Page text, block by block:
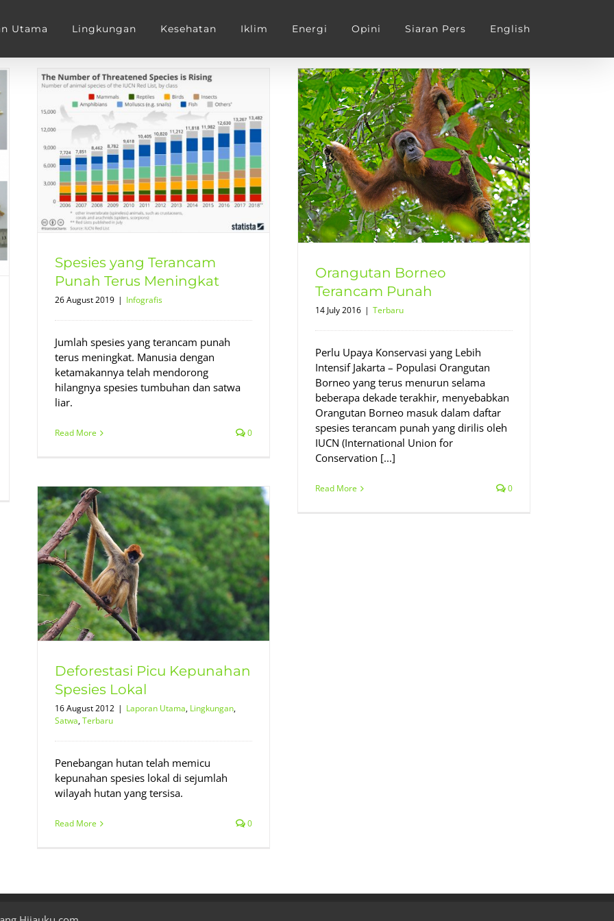
Utama Lingkungan Kesehatan Iklim Energi Opini Siaran Pers English
Spesies yang Terancam
Punah Terus Meningkat
26 August 2019 | Infografis
Jumlah spesies yang terancam punah
terus meningkat. Manusia dengan
ketamakannya telah mendorong
hilangnya spesies tumbuhan dan satwa
liar.
Read More 0
Orangutan Borneo Terancam
Punah
Terbaru
Orangutan Borneo
Terancam Punah
14 July 2016 | Terbaru
Perlu Upaya Konservasi yang Lebih
Intensif Jakarta – Populasi Orangutan
Borneo yang terus menurun selama
beberapa dekade terakhir, menyebabkan
Orangutan Borneo masuk dalam daftar
spesies terancam punah yang dirilis oleh
IUCN (International Union for
Conservation [...]
Read More 0
Deforestasi Picu Kepunahan
Spesies Lokal
16 August 2012 | Laporan Utama, Lingkungan,
Satwa,Terbaru
Penebangan hutan telah memicu
kepunahan spesies lokal di sejumlah
wilayah hutan yang tersisa.
Read More 0